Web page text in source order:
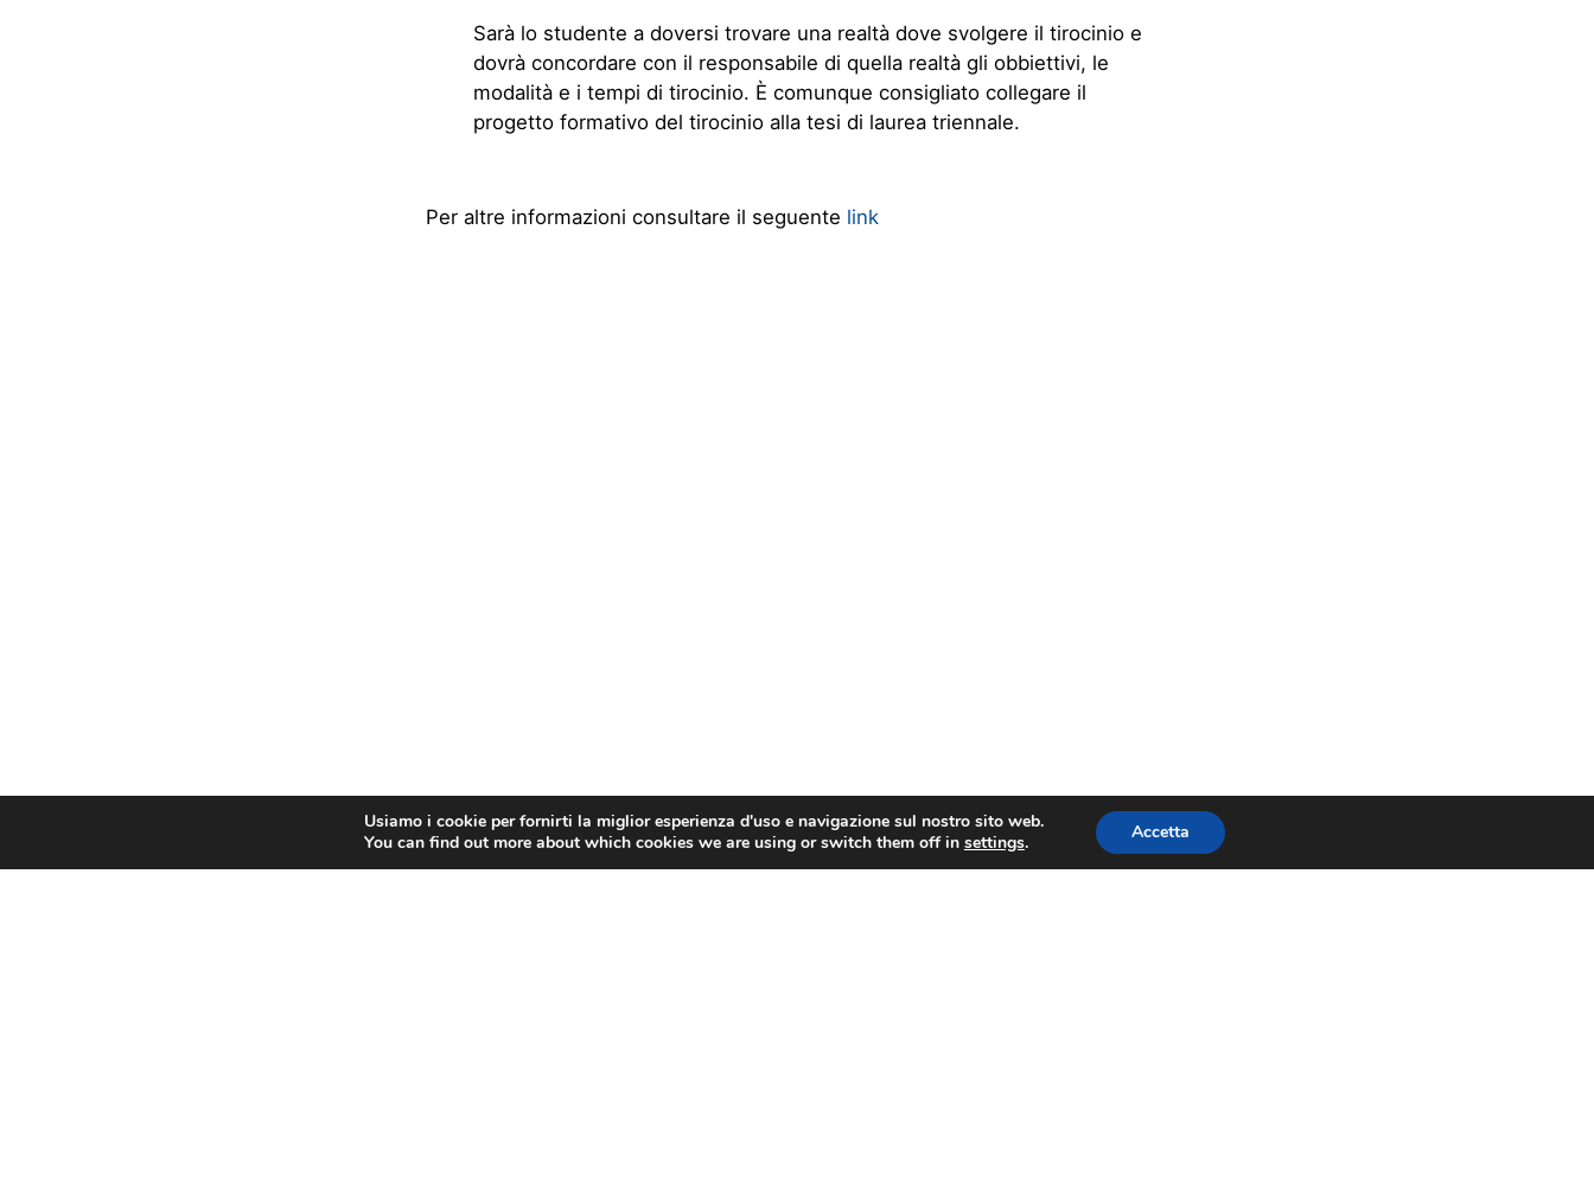
Sarà lo studente a doversi trovare una realtà dove svolgere il tirocinio e
dovrà concordare con il responsabile di quella realtà gli obbiettivi, le
modalità e i tempi di tirocinio. È comunque consigliato collegare il
progetto formativo del tirocinio alla tesi di laurea triennale.
Per altre informazioni consultare il seguente link
Usiamo i cookie per fornirti la miglior esperienza d'uso e navigazione sul nostro sito web.
You can find out more about which cookies we are using or switch them off in settings. Accetta